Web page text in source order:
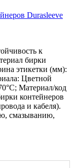
к
бирки
этикетки (мм):
Цветной
Материал/код
контейнеров
и кабеля).
смазыванию,